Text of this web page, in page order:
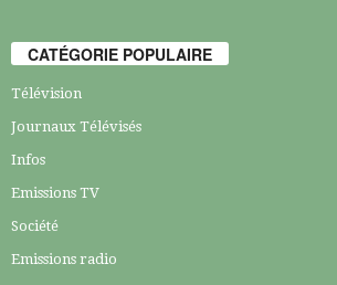
CATÉGORIE POPULAIRE
Télévision
Journaux Télévisés
Infos
Emissions TV
Société
Emissions radio